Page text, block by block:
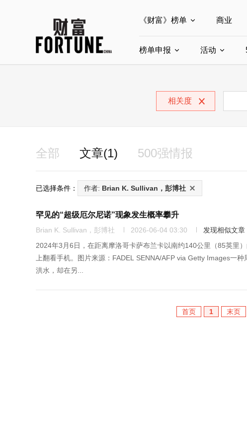
《财富》榜单
全部榜单
中国最具影响力商界女性
商业
榜单申报
中国ESG影响力榜申报
活动
相关度
全部 文章(1) 500强情报
已选择条件： 作者: Brian K. Sullivan，彭博社
罕见的“超级厄尔尼诺”现象发生概率攀升
Brian K. Sullivan，彭博社 2026-06-04 03:30
发现相似文章
2024年3月6日，在距离摩洛哥卡萨布兰卡以南约140公里（85英里
上翻看手机。图片来源：FADEL SENNA/AFP via Getty Images一
洪水，却在另...
首页 1 末页